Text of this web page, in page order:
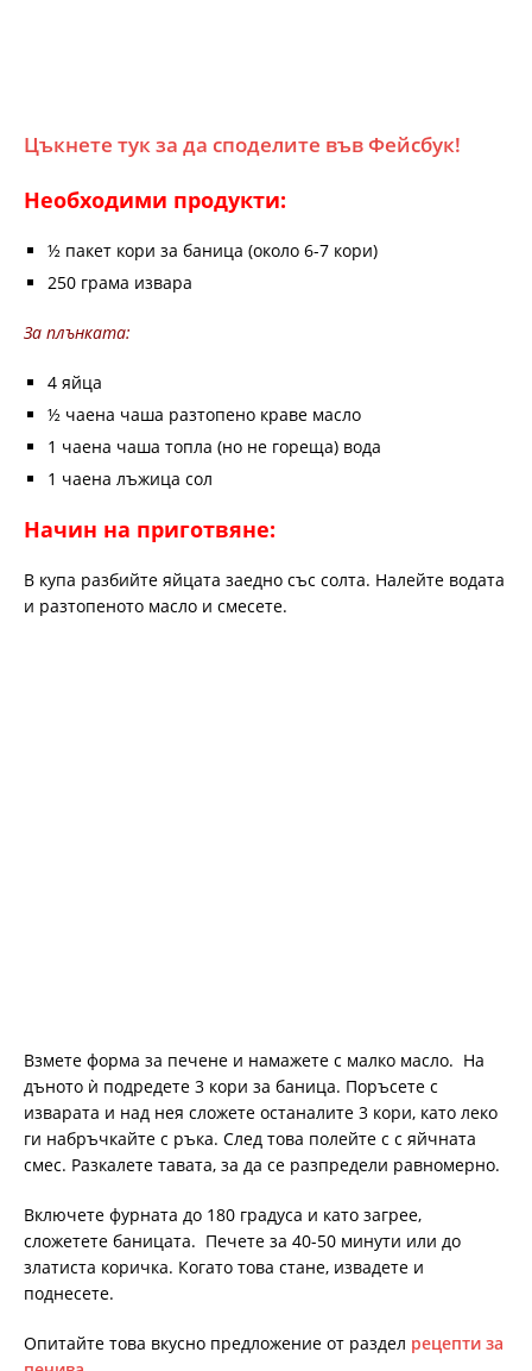
Цъкнете тук за да споделите във Фейсбук!
Необходими продукти:
½ пакет кори за баница (около 6-7 кори)
250 грама извара
За плънката:
4 яйца
½ чаена чаша разтопено краве масло
1 чаена чаша топла (но не гореща) вода
1 чаена лъжица сол
Начин на приготвяне:
В купа разбийте яйцата заедно със солта. Налейте водата
и разтопеното масло и смесете.
Взмете форма за печене и намажете с малко масло. На
дъното ѝ подредете 3 кори за баница. Поръсете с
изварата и над нея сложете останалите 3 кори, като леко
ги набръчкайте с ръка. След това полейте с с яйчната
смес. Разкалете тавата, за да се разпредели равномерно.
Включете фурната до 180 градуса и като загрее,
сложетете баницата. Печете за 40-50 минути или до
златиста коричка. Когато това стане, извадете и
поднесете.
Опитайте това вкусно предложение от раздел рецепти за